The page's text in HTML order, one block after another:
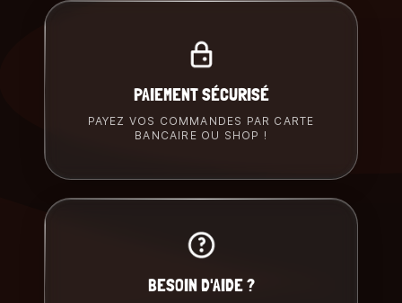
PAIEMENT SÉCURISÉ
PAYEZ VOS COMMANDES PAR CARTE
BANCAIRE OU SHOP !
BESOIN D'AIDE ?